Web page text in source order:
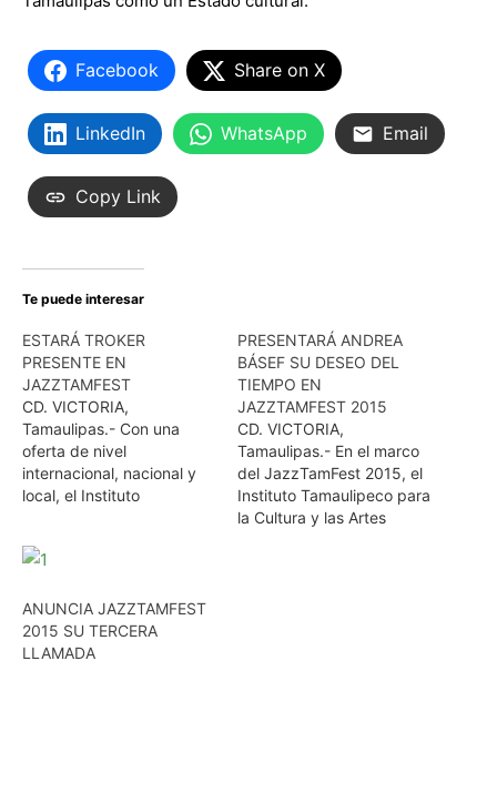
Facebook Share on X
LinkedIn WhatsApp Email
Copy Link
Te puede interesar
ESTARÁ TROKER
PRESENTE EN
JAZZTAMFEST
CD. VICTORIA,
Tamaulipas.- Con una
oferta de nivel
internacional, nacional y
local, el Instituto
ha preparado en Reynosa,
Tampico, la nueva edición
del JazzTamFest. Muestra
musical que alienta la
PRESENTARÁ ANDREA
BÁSEF SU DESEO DEL
TIEMPO EN
JAZZTAMFEST 2015
CD. VICTORIA,
Tamaulipas.- En el marco
del JazzTamFest 2015, el
Instituto Tamaulipeco para
la Cultura y las Artes
ANUNCIA JAZZTAMFEST
2015 SU TERCERA
LLAMADA